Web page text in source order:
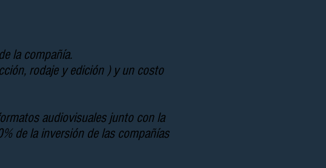
la compañía.
rodaje y edición ) y un costo
audiovisuales junto con la
de la inversión de las compañías